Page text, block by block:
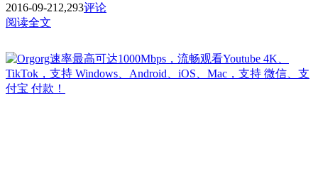
2016-09-21 2,293评论
阅读全文